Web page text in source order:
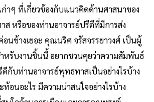
าๆ ที่เกี่ยวข้องกับแนวคิดด้านศาสนาของ
ส หรือของท่านอาจารย์ปรีดีที่มีการส่ง
นข้างเยอะ คุณนริศ จรัสจรรยาวงศ์ เป็นผู้
หรับงานชิ้นนี้ อยากชวนคุยว่าความสัมพันธ์
กับท่านอาจารย์พุทธทาสเป็นอย่างไรบ้าง
อนอะไร มีความน่าสนใจอย่างไรบ้าง